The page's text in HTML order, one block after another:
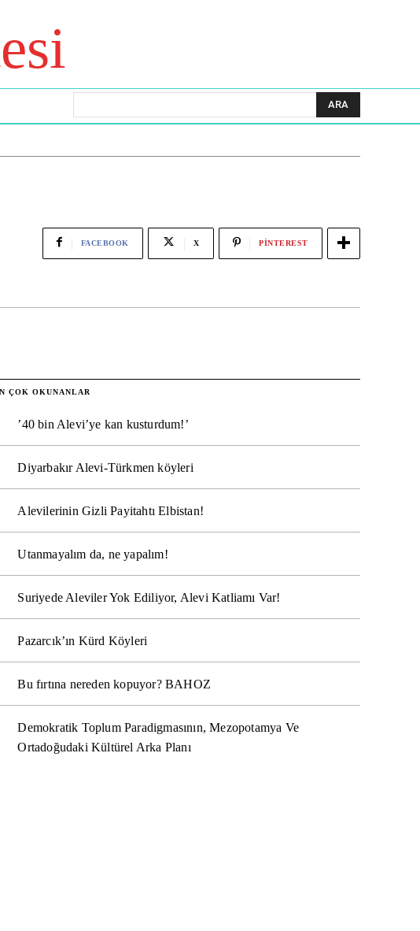
ARA
FACEBOOK X PINTEREST
ÇOK OKUNANLAR
’40 bin Alevi’ye kan kusturdum!’
Diyarbakır Alevi-Türkmen köyleri
Alevilerinin Gizli Payitahtı Elbistan!
Utanmayalım da, ne yapalım!
Suriyede Aleviler Yok Ediliyor, Alevi Katliamı Var!
Pazarcık’ın Kürd Köyleri
Bu fırtına nereden kopuyor? BAHOZ
Demokratik Toplum Paradigmasının, Mezopotamya Ve
Ortadoğudaki Kültürel Arka Planı